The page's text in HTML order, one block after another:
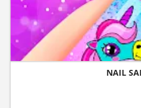
NAIL